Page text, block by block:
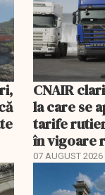
CNAIR
la care se
tarife
în vigoare
TollRo
07 AUGUST 2026